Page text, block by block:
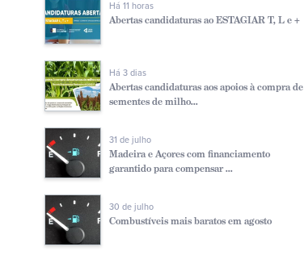
Há 11 horas
Abertas candidaturas ao ESTAGIAR T, L e +
Há 3 dias
Abertas candidaturas aos apoios à compra de
sementes de milho...
31 de julho
Madeira e Açores com financiamento
garantido para compensar ...
30 de julho
Combustíveis mais baratos em agosto